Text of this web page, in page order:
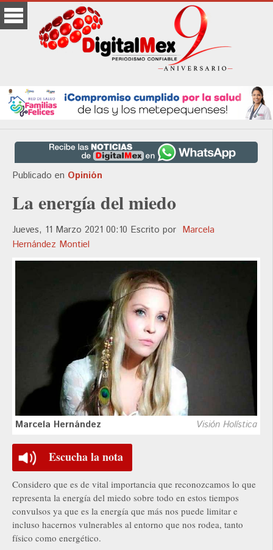
Publicado en Opinión
La energía del miedo
Jueves, 11 Marzo 2021 00:10 Escrito por Marcela
Hernández Montiel
Marcela Hernández Visión Holística
Escucha la nota
Considero que es de vital importancia que reconozcamos lo que
representa la energía del miedo sobre todo en estos tiempos
convulsos ya que es la energía que más nos puede limitar e
incluso hacernos vulnerables al entorno que nos rodea, tanto
físico como energético.